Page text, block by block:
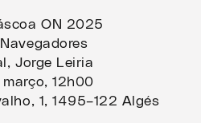
ON 2025
Jorge Leiria
12h00
1, 1495–122 Algés